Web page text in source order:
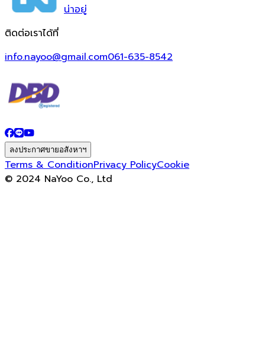
น่าอยู่
ติดต่อเราได้ที่
info.nayoo@gmail.com061-635-8542
ลงประกาศขายอสังหาฯ
Terms & ConditionPrivacy PolicyCookie
© 2024 NaYoo Co., Ltd